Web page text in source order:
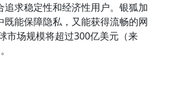
求稳定性和经济性用户。银狐加
能保障隐私，又能获得流畅的网
市场规模将超过300亿美元（来